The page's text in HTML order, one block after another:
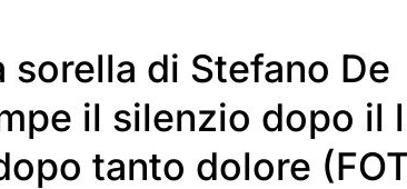
sorella di Stefano De
il silenzio dopo il
tanto dolore